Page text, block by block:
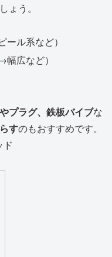
ょう。
ル系など）
広など）
プラグ、鉄板バイブな
すのもおすすめです。
ド